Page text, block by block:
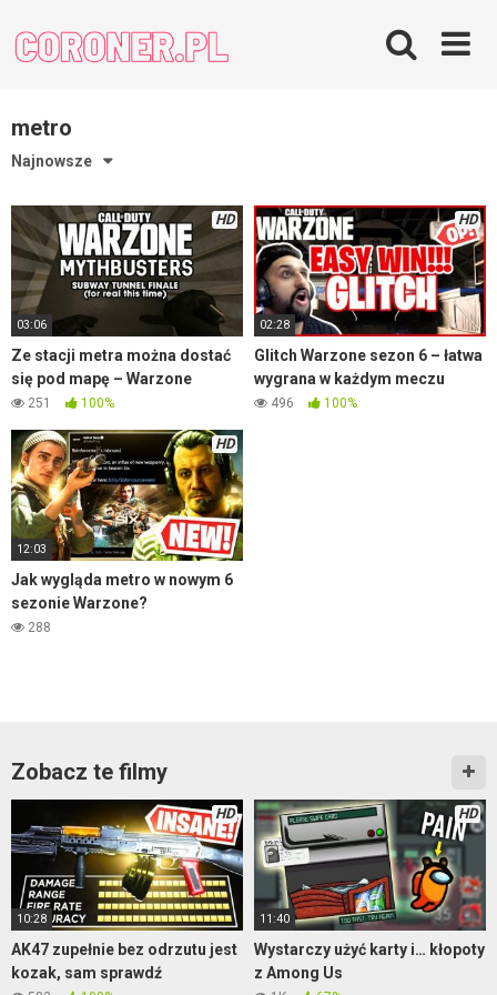
content
metro
Najnowsze
HD
03:06
Ze stacji metra można dostać
się pod mapę – Warzone
251 100%
HD
02:28
Glitch Warzone sezon 6 – łatwa
wygrana w każdym meczu
496 100%
HD
12:03
Jak wygląda metro w nowym 6
sezonie Warzone?
288
Zobacz te filmy
HD
10:28
AK47 zupełnie bez odrzutu jest
kozak, sam sprawdź
HD
11:40
Wystarczy użyć karty i… kłopoty
z Among Us